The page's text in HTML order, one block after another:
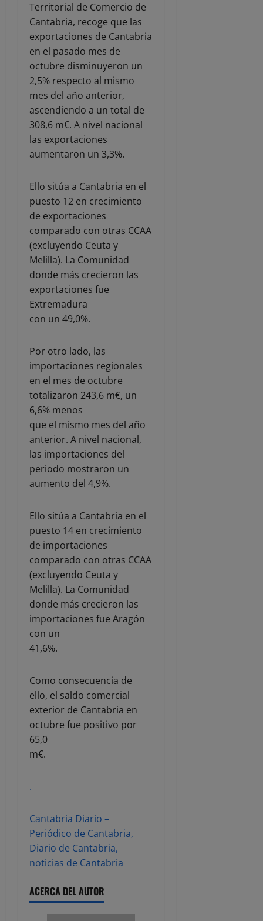
Territorial de Comercio de
Cantabria, recoge que las
exportaciones de Cantabria
en el pasado mes de
octubre disminuyeron un
2,5% respecto al mismo
mes del año anterior,
ascendiendo a un total de
308,6 m€. A nivel nacional
las exportaciones
aumentaron un 3,3%.
Ello sitúa a Cantabria en el
puesto 12 en crecimiento
de exportaciones
comparado con otras CCAA
(excluyendo Ceuta y
Melilla). La Comunidad
donde más crecieron las
exportaciones fue
Extremadura
con un 49,0%.
Por otro lado, las
importaciones regionales
en el mes de octubre
totalizaron 243,6 m€, un
6,6% menos
que el mismo mes del año
anterior. A nivel nacional,
las importaciones del
periodo mostraron un
aumento del 4,9%.
Ello sitúa a Cantabria en el
puesto 14 en crecimiento
de importaciones
comparado con otras CCAA
(excluyendo Ceuta y
Melilla). La Comunidad
donde más crecieron las
importaciones fue Aragón
con un
41,6%.
Como consecuencia de
ello, el saldo comercial
exterior de Cantabria en
octubre fue positivo por
65,0
m€.
.
Cantabria Diario –
Periódico de Cantabria,
Diario de Cantabria,
noticias de Cantabria
ACERCA DEL AUTOR